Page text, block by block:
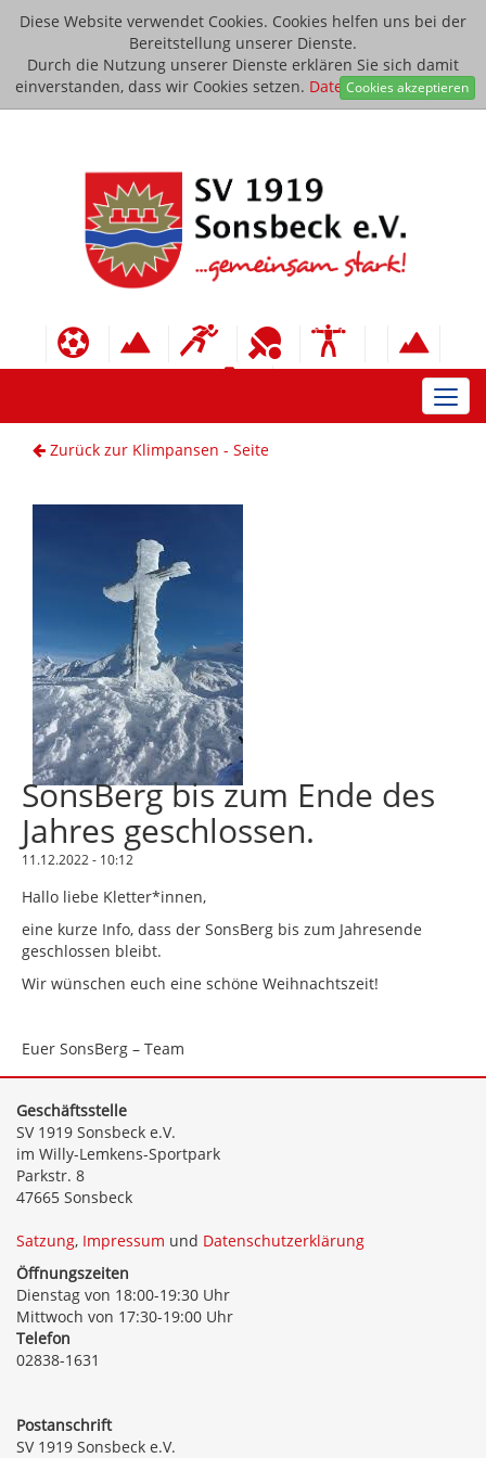
Diese Website verwendet Cookies. Cookies helfen uns bei der
Bereitstellung unserer Dienste.
Durch die Nutzung unserer Dienste erklären Sie sich damit
einverstanden, dass wir Cookies setzen. Datenschutzerklärung
Cookies akzeptieren
Zurück zur Klimpansen - Seite
SonsBerg bis zum Ende des
Jahres geschlossen.
11.12.2022 - 10:12
Hallo liebe Kletter*innen,
eine kurze Info, dass der SonsBerg bis zum Jahresende
geschlossen bleibt.
Wir wünschen euch eine schöne Weihnachtszeit!
Euer SonsBerg – Team
Geschäftsstelle
SV 1919 Sonsbeck e.V.
im Willy-Lemkens-Sportpark
Parkstr. 8
47665 Sonsbeck
Satzung, Impressum und Datenschutzerklärung
Öffnungszeiten
Dienstag von 18:00-19:30 Uhr
Mittwoch von 17:30-19:00 Uhr
Telefon
02838-1631
Postanschrift
SV 1919 Sonsbeck e.V.